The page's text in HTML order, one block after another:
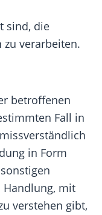
sind, die
zu verarbeiten.
betroffenen
Fall in
in Form
Handlung, mit
verstehen gibt,